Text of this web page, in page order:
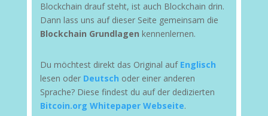
Blockchain drauf steht, ist auch Blockchain drin.
Dann lass uns auf dieser Seite gemeinsam die
Blockchain Grundlagen kennenlernen.
Du möchtest direkt das Original auf Englisch
lesen oder Deutsch oder einer anderen
Sprache? Diese findest du auf der dedizierten
Bitcoin.org Whitepaper Webseite.